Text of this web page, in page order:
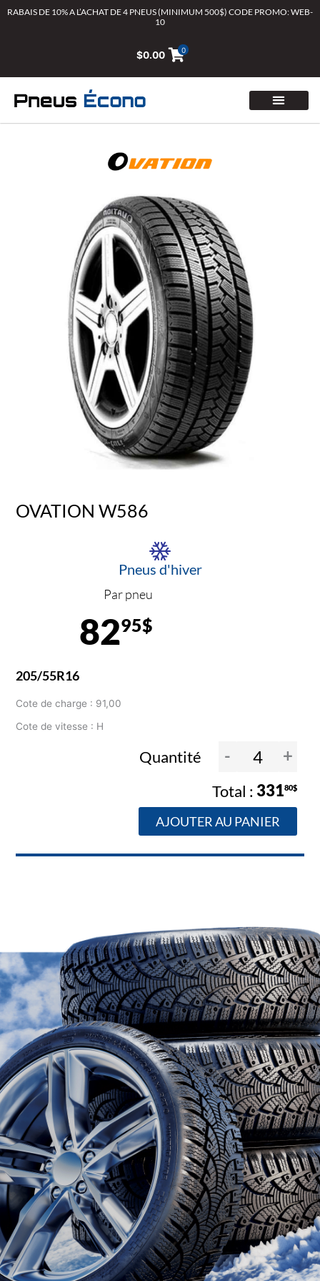
AllerRABAIS DE 10% A L’ACHAT DE 4 PNEUS (MINIMUM 500$) CODE PROMO: WEB-
10
$0.00 0
OVATION W586
Pneus d'hiver
Par pneu
8295$
205/55R16
Cote de charge : 91,00
Cote de vitesse : H
Quantité - +
33180$
AJOUTER AU PANIER